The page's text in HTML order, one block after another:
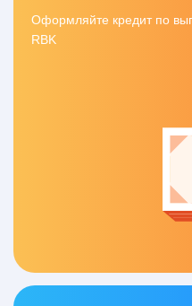
Оформляйте кредит по
RBK